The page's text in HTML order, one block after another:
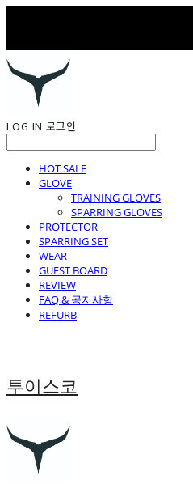
LOG IN 로그인
HOT SALE
GLOVE
TRAINING GLOVES
SPARRING GLOVES
PROTECTOR
SPARRING SET
WEAR
GUEST BOARD
REVIEW
FAQ & 공지사항
REFURB
투이스코